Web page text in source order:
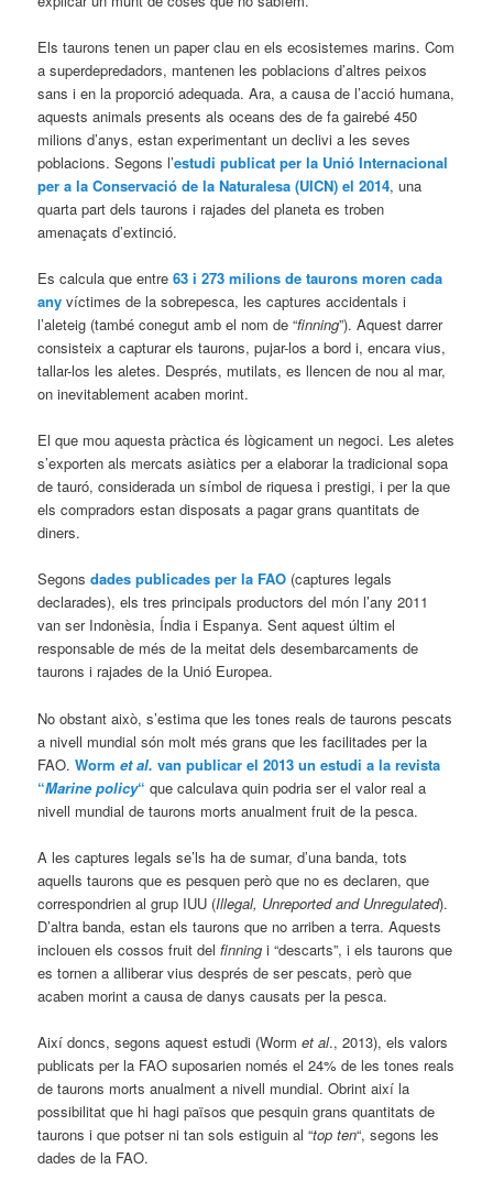
Els taurons tenen un paper clau en els ecosistemes marins. Com
a superdepredadors, mantenen les poblacions d’altres peixos
sans i en la proporció adequada. Ara, a causa de l’acció humana,
aquests animals presents als oceans des de fa gairebé 450
milions d’anys, estan experimentant un declivi a les seves
poblacions. Segons l’estudi publicat per la Unió Internacional
per a la Conservació de la Naturalesa (UICN) el 2014, una
quarta part dels taurons i rajades del planeta es troben
amenaçats d’extinció.
Es calcula que entre63 i 273 milions de taurons moren cada
any víctimes de la sobrepesca, les captures accidentals i
l’aleteig (també conegut amb el nom de “finning”). Aquest darrer
consisteix a capturar els taurons, pujar-los a bord i, encara vius,
tallar-los les aletes. Després, mutilats, es llencen de nou al mar,
on inevitablement acaben morint.
El que mou aquesta pràctica és lògicament un negoci. Les aletes
s’exporten als mercats asiàtics per a elaborar la tradicional sopa
de tauró, considerada un símbol de riquesa i prestigi, i per la que
els compradors estan disposats a pagar grans quantitats de
diners.
Segonsdades publicades per la FAO (captures legals
declarades), els tres principals productors del món l’any 2011
van ser Indonèsia, Índia i Espanya. Sent aquest últim el
responsable de més de la meitat dels desembarcaments de
taurons i rajades de la Unió Europea.
No obstant això, s’estima que les tones reals de taurons pescats
a nivell mundial són molt més grans que les facilitades per la
FAO.Wormet al. van publicar el 2013 un estudi a la revista
“Marine policy“ que calculava quin podria ser el valor real a
nivell mundial de taurons morts anualment fruit de la pesca.
A les captures legals se’ls ha de sumar, d’una banda, tots
aquells taurons que es pesquen però que no es declaren, que
correspondrien al grup IUU (Illegal, Unreported and Unregulated).
D’altra banda, estan els taurons que no arriben a terra. Aquests
inclouen els cossos fruit delfinning i “descarts”, i els taurons que
es tornen a alliberar vius després de ser pescats, però que
acaben morint a causa de danys causats per la pesca.
Així doncs, segons aquest estudi (Wormet al., 2013), els valors
publicats per la FAO suposarien només el 24% de les tones reals
de taurons morts anualment a nivell mundial. Obrint així la
possibilitat que hi hagi països que pesquin grans quantitats de
taurons i que potser ni tan sols estiguin al “top ten“, segons les
dades de la FAO.